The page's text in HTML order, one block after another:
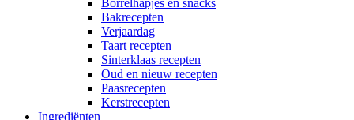
Borrelhapjes en snacks
Bakrecepten
Verjaardag
Taart recepten
Sinterklaas recepten
Oud en nieuw recepten
Paasrecepten
Kerstrecepten
Ingrediënten